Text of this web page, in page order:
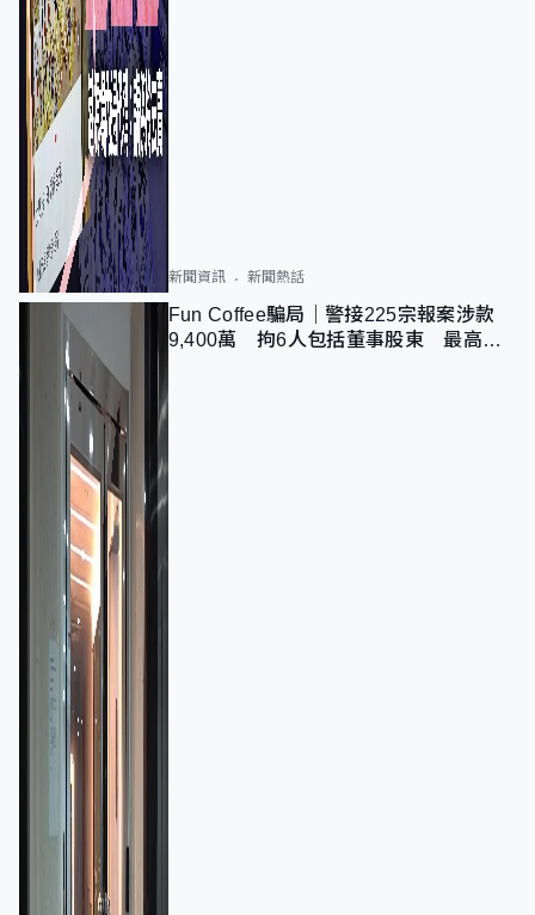
新聞資訊 新聞熱話
Fun Coffee騙局｜警接225宗報案涉款
9,400萬 拘6人包括董事股東 最高金